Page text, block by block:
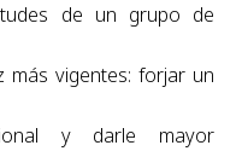
de un grupo de
más vigentes: forjar un
y darle mayor